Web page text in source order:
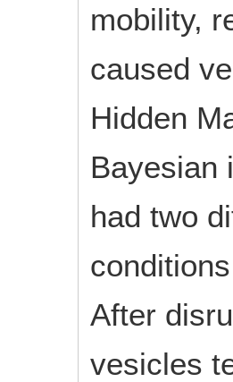
mobility,
caused
Hidden
Bayesian
had two
After
vesicles